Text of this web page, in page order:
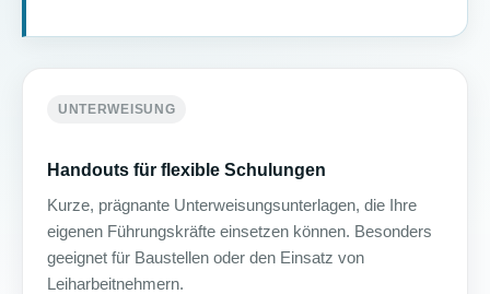
UNTERWEISUNG
Handouts für flexible Schulungen
Kurze, prägnante Unterweisungsunterlagen, die Ihre
eigenen Führungskräfte einsetzen können. Besonders
geeignet für Baustellen oder den Einsatz von
Leiharbeitnehmern.